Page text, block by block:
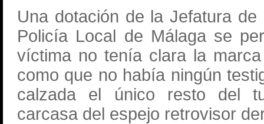
Una dotación de la Jefatura
Policía Local de Málaga se
víctima no tenía clara la
como que no había ningún
calzada el único resto del
carcasa del espejo retrovisor